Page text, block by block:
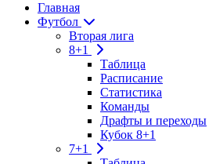
Главная
Футбол
Вторая лига
8+1
Таблица
Расписание
Статистика
Команды
Драфты и переходы
Кубок 8+1
7+1